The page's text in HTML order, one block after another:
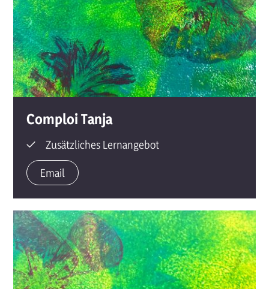
Comploi Tanja
Zusätzliches Lernangebot
Email